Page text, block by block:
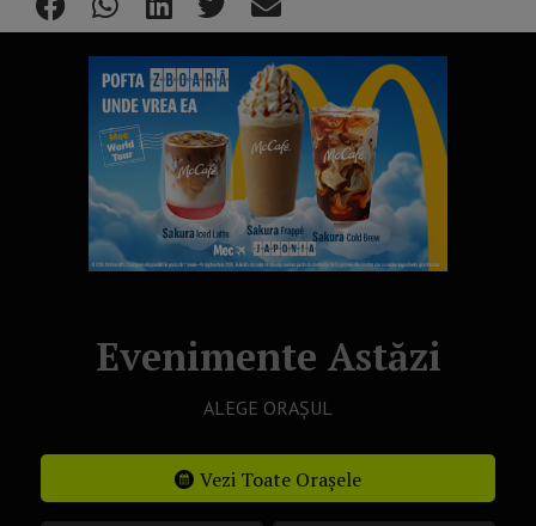
Evenimente Astăzi
ALEGE ORAȘUL
Vezi Toate Orașele